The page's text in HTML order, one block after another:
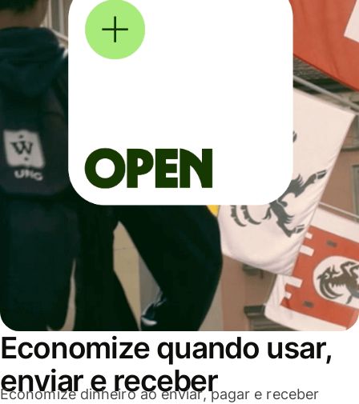
Economize quando usar,
enviar e receber
Economize dinheiro ao enviar, pagar e receber